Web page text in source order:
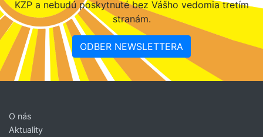
KZP a nebudú poskytnuté bez Vášho vedomia tretím
stranám.
ODBER NEWSLETTERA
O nás
Aktuality